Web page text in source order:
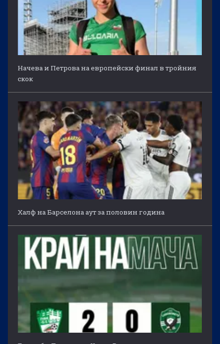
Начева и Петрова на европейски финал в тройния
скок
Халф на Барселона аут за половин година